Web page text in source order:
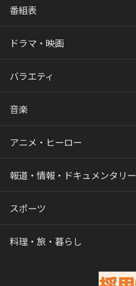
番組表
ドラマ・映画
バラエティ
音楽
アニメ・ヒーロー
報道・情報・ドキュメンタリー
スポーツ
料理・旅・暮らし